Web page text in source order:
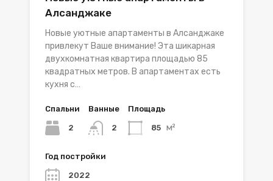
Алсанджаке
Новые уютные апартаменты в Алсанджаке
привлекут Ваше внимание! Эта шикарная
двухкомнатная квартира площадью 85
квадратных метров. В апартаментах есть
кухня с…
Спальни
2
Ванные
2
Площадь
85 м²
Год постройки
2022